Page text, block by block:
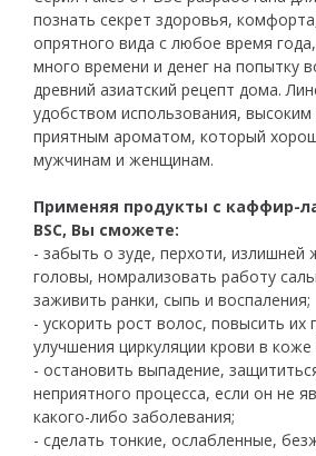
познать секрет здоровья,
опрятного вида с любое время
много времени и денег на попытку
древний азиатский рецепт дома.
удобством использования, высоким
приятным ароматом, который
мужчинам и женщинам.
Применяя продукты с каффир-
BSC, Вы сможете:
- забыть о зуде, перхоти, излишней
головы, номрализовать работу
заживить ранки, сыпь и воспаления;
- ускорить рост волос, повысить их
улучшения циркуляции крови в коже
- остановить выпадение,
неприятного процесса, если он не
какого-либо заболевания;
- сделать тонкие, ослабленные,